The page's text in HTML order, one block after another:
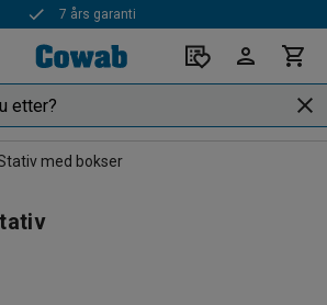
7 års garanti
med bokser